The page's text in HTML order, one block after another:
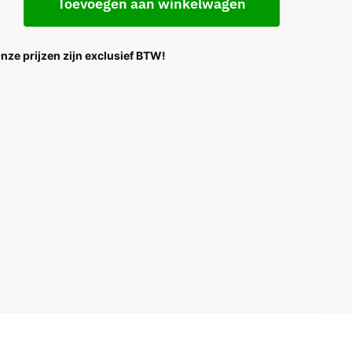
prijzen zijn exclusief BTW!